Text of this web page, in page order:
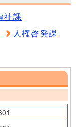
祉課
人権啓発課